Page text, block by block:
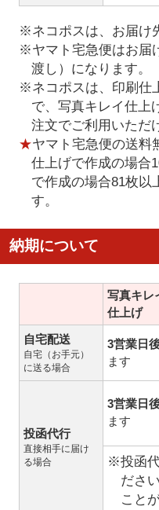
※ネコポスは、お届け
※ヤマト宅急便はお届
渡し）になります。
※ネコポスは、印刷仕
で、写真キレイ仕上
注文でご利用いただ
★ヤマト宅急便の送料
仕上げで作成の場合
で作成の場合81枚以
す。
納期について
写真キレ
仕上げ
自宅配送
自宅（お手元）
に送る場合
3営業日
ます
投函代行
直接相手に届け
る場合
3営業日
ます
※投函
ださ
こと